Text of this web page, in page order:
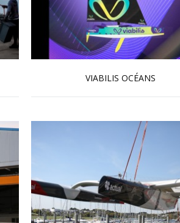
VIABILIS OCÉANS
En savoir plus...